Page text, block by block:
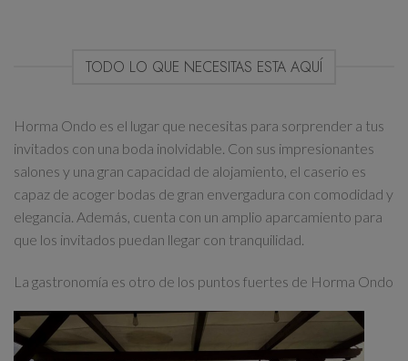
TODO LO QUE NECESITAS ESTA AQUÍ
Horma Ondo es el lugar que necesitas para sorprender a tus
invitados con una boda inolvidable. Con sus impresionantes
salones y una gran capacidad de alojamiento, el caserio es
capaz de acoger bodas de gran envergadura con comodidad y
elegancia. Además, cuenta con un amplio aparcamiento para
que los invitados puedan llegar con tranquilidad.
La gastronomía es otro de los puntos fuertes de Horma Ondo